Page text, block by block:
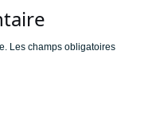
Les champs obligatoires